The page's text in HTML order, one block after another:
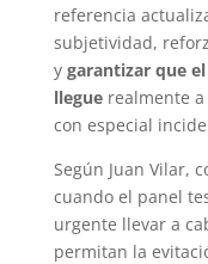
referencia
subjetividad,
y garantizar que
lleguerealmente a
con especial
Según Juan Vilar,
cuando el panel
urgente llevar a
permitan la